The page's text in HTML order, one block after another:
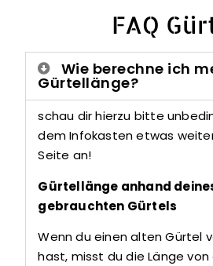
FAQ
Wie berechne ich
Gürtellänge?
schau dir hierzu bitte
dem Infokasten etwas
Seite an!
Gürtellänge anhand
gebrauchten Gürtels
Wenn du einen alten Gürtel
hast, misst du die Länge